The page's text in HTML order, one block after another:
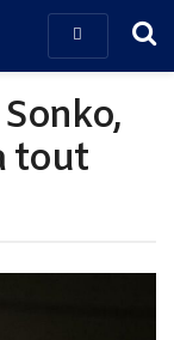
tout